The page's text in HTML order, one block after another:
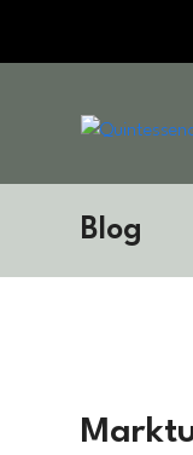
Blog